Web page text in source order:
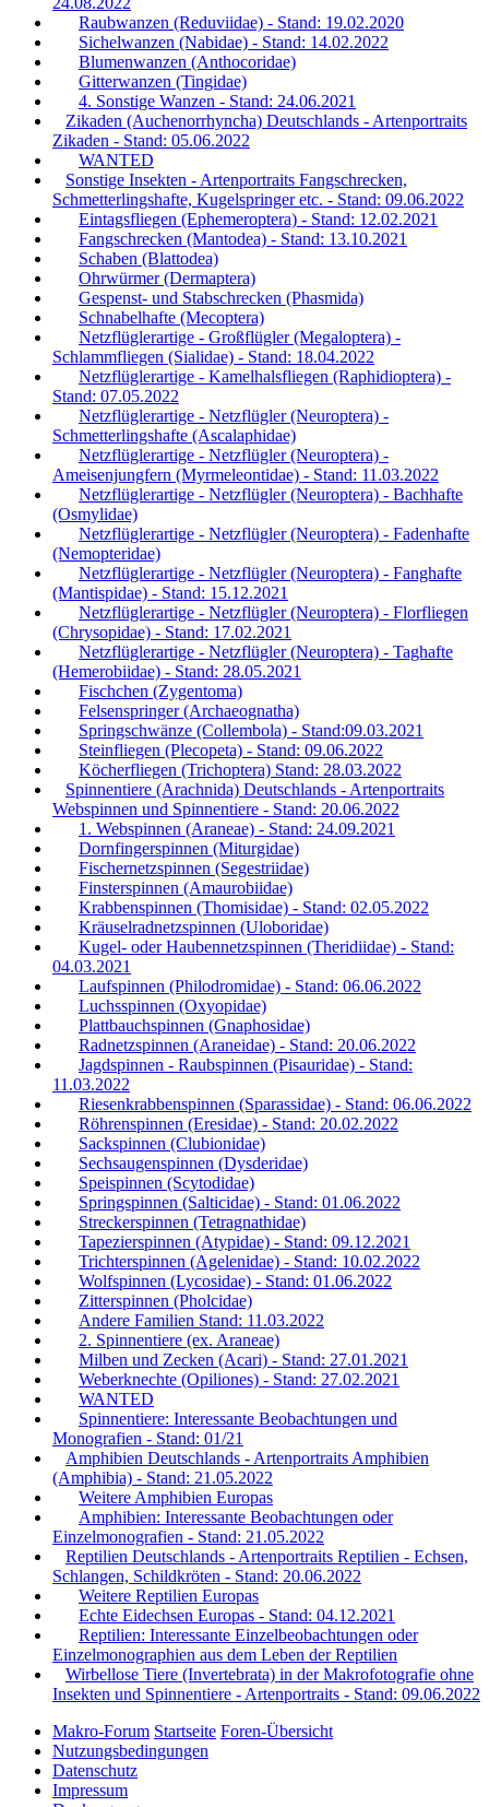
Raubwanzen (Reduviidae) - Stand: 19.02.2020
Sichelwanzen (Nabidae) - Stand: 14.02.2022
Blumenwanzen (Anthocoridae)
Gitterwanzen (Tingidae)
4. Sonstige Wanzen - Stand: 24.06.2021
Zikaden (Auchenorrhyncha) Deutschlands - Artenportraits
Zikaden - Stand: 05.06.2022
WANTED
Sonstige Insekten - Artenportraits Fangschrecken,
Schmetterlingshafte, Kugelspringer etc. - Stand: 09.06.2022
Eintagsfliegen (Ephemeroptera) - Stand: 12.02.2021
Fangschrecken (Mantodea) - Stand: 13.10.2021
Schaben (Blattodea)
Ohrwürmer (Dermaptera)
Gespenst- und Stabschrecken (Phasmida)
Schnabelhafte (Mecoptera)
Netzflüglerartige - Großflügler (Megaloptera) -
Schlammfliegen (Sialidae) - Stand: 18.04.2022
Netzflüglerartige - Kamelhalsfliegen (Raphidioptera) -
Stand: 07.05.2022
Netzflüglerartige - Netzflügler (Neuroptera) -
Schmetterlingshafte (Ascalaphidae)
Netzflüglerartige - Netzflügler (Neuroptera) -
Ameisenjungfern (Myrmeleontidae) - Stand: 11.03.2022
Netzflüglerartige - Netzflügler (Neuroptera) - Bachhafte
(Osmylidae)
Netzflüglerartige - Netzflügler (Neuroptera) - Fadenhafte
(Nemopteridae)
Netzflüglerartige - Netzflügler (Neuroptera) - Fanghafte
(Mantispidae) - Stand: 15.12.2021
Netzflüglerartige - Netzflügler (Neuroptera) - Florfliegen
(Chrysopidae) - Stand: 17.02.2021
Netzflüglerartige - Netzflügler (Neuroptera) - Taghafte
(Hemerobiidae) - Stand: 28.05.2021
Fischchen (Zygentoma)
Felsenspringer (Archaeognatha)
Springschwänze (Collembola) - Stand:09.03.2021
Steinfliegen (Plecopeta) - Stand: 09.06.2022
Köcherfliegen (Trichoptera) Stand: 28.03.2022
Spinnentiere (Arachnida) Deutschlands - Artenportraits
Webspinnen und Spinnentiere - Stand: 20.06.2022
1. Webspinnen (Araneae) - Stand: 24.09.2021
Dornfingerspinnen (Miturgidae)
Fischernetzspinnen (Segestriidae)
Finsterspinnen (Amaurobiidae)
Krabbenspinnen (Thomisidae) - Stand: 02.05.2022
Kräuselradnetzspinnen (Uloboridae)
Kugel- oder Haubennetzspinnen (Theridiidae) - Stand:
04.03.2021
Laufspinnen (Philodromidae) - Stand: 06.06.2022
Luchsspinnen (Oxyopidae)
Plattbauchspinnen (Gnaphosidae)
Radnetzspinnen (Araneidae) - Stand: 20.06.2022
Jagdspinnen - Raubspinnen (Pisauridae) - Stand:
11.03.2022
Riesenkrabbenspinnen (Sparassidae) - Stand: 06.06.2022
Röhrenspinnen (Eresidae) - Stand: 20.02.2022
Sackspinnen (Clubionidae)
Sechsaugenspinnen (Dysderidae)
Speispinnen (Scytodidae)
Springspinnen (Salticidae) - Stand: 01.06.2022
Streckerspinnen (Tetragnathidae)
Tapezierspinnen (Atypidae) - Stand: 09.12.2021
Trichterspinnen (Agelenidae) - Stand: 10.02.2022
Wolfspinnen (Lycosidae) - Stand: 01.06.2022
Zitterspinnen (Pholcidae)
Andere Familien Stand: 11.03.2022
2. Spinnentiere (ex. Araneae)
Milben und Zecken (Acari) - Stand: 27.01.2021
Weberknechte (Opiliones) - Stand: 27.02.2021
WANTED
Spinnentiere: Interessante Beobachtungen und
Monografien - Stand: 01/21
Amphibien Deutschlands - Artenportraits Amphibien
(Amphibia) - Stand: 21.05.2022
Weitere Amphibien Europas
Amphibien: Interessante Beobachtungen oder
Einzelmonografien - Stand: 21.05.2022
Reptilien Deutschlands - Artenportraits Reptilien - Echsen,
Schlangen, Schildkröten - Stand: 20.06.2022
Weitere Reptilien Europas
Echte Eidechsen Europas - Stand: 04.12.2021
Reptilien: Interessante Einzelbeobachtungen oder
Einzelmonographien aus dem Leben der Reptilien
Wirbellose Tiere (Invertebrata) in der Makrofotografie ohne
Insekten und Spinnentiere - Artenportraits - Stand: 09.06.2022
Makro-Forum Startseite Foren-Übersicht
Nutzungsbedingungen
Datenschutz
Impressum